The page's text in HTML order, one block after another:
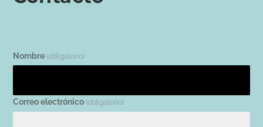
Nombre (obligatorio)
Correo electrónico (obligatorio)